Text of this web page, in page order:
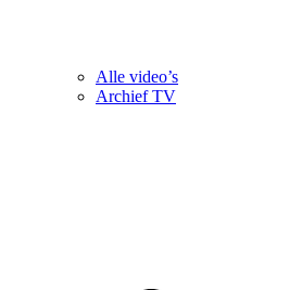
Alle video’s
Archief TV